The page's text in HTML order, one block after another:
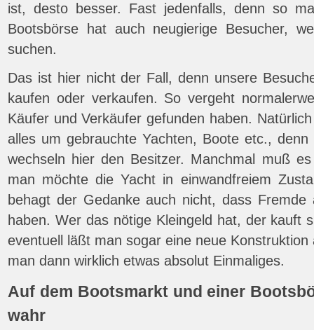
ist, desto besser. Fast jedenfalls, denn so
Bootsbörse hat auch neugierige Besucher,
suchen.
Das ist hier nicht der Fall, denn unsere
kaufen oder verkaufen. So vergeht
Käufer und Verkäufer gefunden haben.
alles um gebrauchte Yachten, Boote etc.,
wechseln hier den Besitzer. Manchmal muß
man möchte die Yacht in einwandfreiem
behagt der Gedanke auch nicht, dass Fremde
haben. Wer das nötige Kleingeld hat, der kauft
eventuell läßt man sogar eine neue
man dann wirklich etwas absolut Einmaliges.
Auf dem Bootsmarkt und einer
wahr